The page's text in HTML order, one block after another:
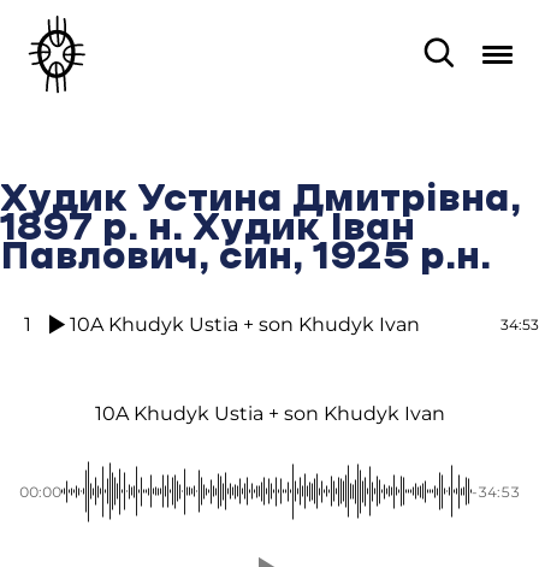
Худик Устина Дмитрівна,
1897 р. н. Худик Іван
Павлович, син, 1925 р.н.
1 10A Khudyk Ustia + son Khudyk Ivan 34:53
10A Khudyk Ustia + son Khudyk Ivan
00:00 -34:53